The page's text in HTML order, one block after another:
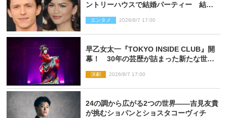
ントリーハウスで結婚パーティー 結婚
エンタメ 2026/8/7 17:00
早乙女太一『TOKYO INSIDE CLUB』開
幕！ 30年の芸歴が詰まった新たな世界
演劇 2026/8/7 17:00
24の調から広がる2つの世界――吉見友貴
が挑むショパンとショスタコーヴィチ